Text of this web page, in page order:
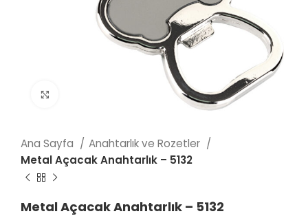
Ana Sayfa
Anahtarlık ve Rozetler
Metal Açacak Anahtarlık – 5132
Metal Açacak Anahtarlık – 5132